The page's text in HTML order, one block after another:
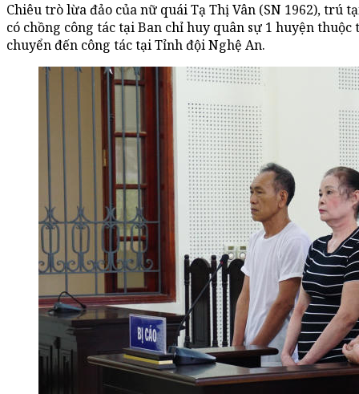
Chiêu trò lừa đảo của nữ quái Tạ Thị Vân (SN 1962), trú
có chồng công tác tại Ban chỉ huy quân sự 1 huyện
chuyển đến công tác tại Tỉnh đội Nghệ An.